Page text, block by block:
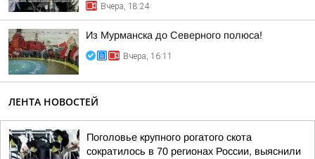
Вчера, 18:24
Из Мурманска до Северного полюса!
Вчера, 16:11
ЛЕНТА НОВОСТЕЙ
Поголовье крупного рогатого скота
сократилось в 70 регионах России, выяснили